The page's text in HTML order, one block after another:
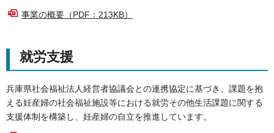
事業の概要（PDF：213KB）
就労支援
兵庫県社会福祉法人経営者協議会との連携協定に基づき、課題を抱
える妊産婦の社会福祉施設等における就労その他生活課題に関する
支援体制を構築し、妊産婦の自立を推進しています。